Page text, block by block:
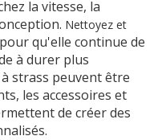
la vitesse, la
Nettoyez et
qu'elle continue de
à durer plus
strass peuvent être
les accessoires et
de créer des